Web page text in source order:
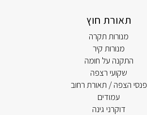
תאורת חוץ
מנורות תקרה
מנורות קיר
התקנה על חומה
שקועי רצפה
פנסי הצפה / תאורת רחוב
עמודים
דוקרני גינה